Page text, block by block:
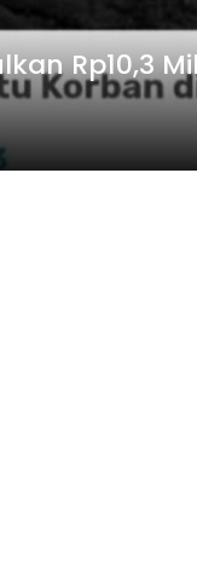
Rp10,3